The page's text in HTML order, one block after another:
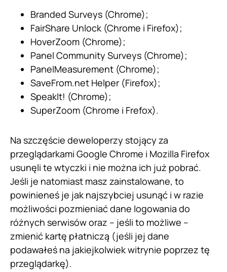
Branded Surveys (Chrome);
FairShare Unlock (Chrome i Firefox);
HoverZoom (Chrome);
Panel Community Surveys (Chrome);
PanelMeasurement (Chrome);
SaveFrom.net Helper (Firefox);
Speaklt! (Chrome);
SuperZoom (Chrome i Frefox).
Na szczęście deweloperzy stojący za
przeglądarkami Google Chrome i Mozilla Firefox
usunęli te wtyczki i nie można ich już pobrać.
Jeśli je natomiast masz zainstalowane, to
powinieneś je jak najszybciej usunąć i w razie
możliwości pozmieniać dane logowania do
różnych serwisów oraz – jeśli to możliwe –
zmienić kartę płatniczą (jeśli jej dane
podawałeś na jakiejkolwiek witrynie poprzez tę
przeglądarkę).